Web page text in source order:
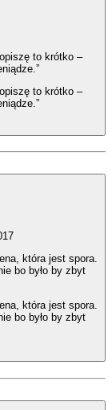
to krótko –
to krótko –
która jest spora.
bo było by zbyt
która jest spora.
bo było by zbyt